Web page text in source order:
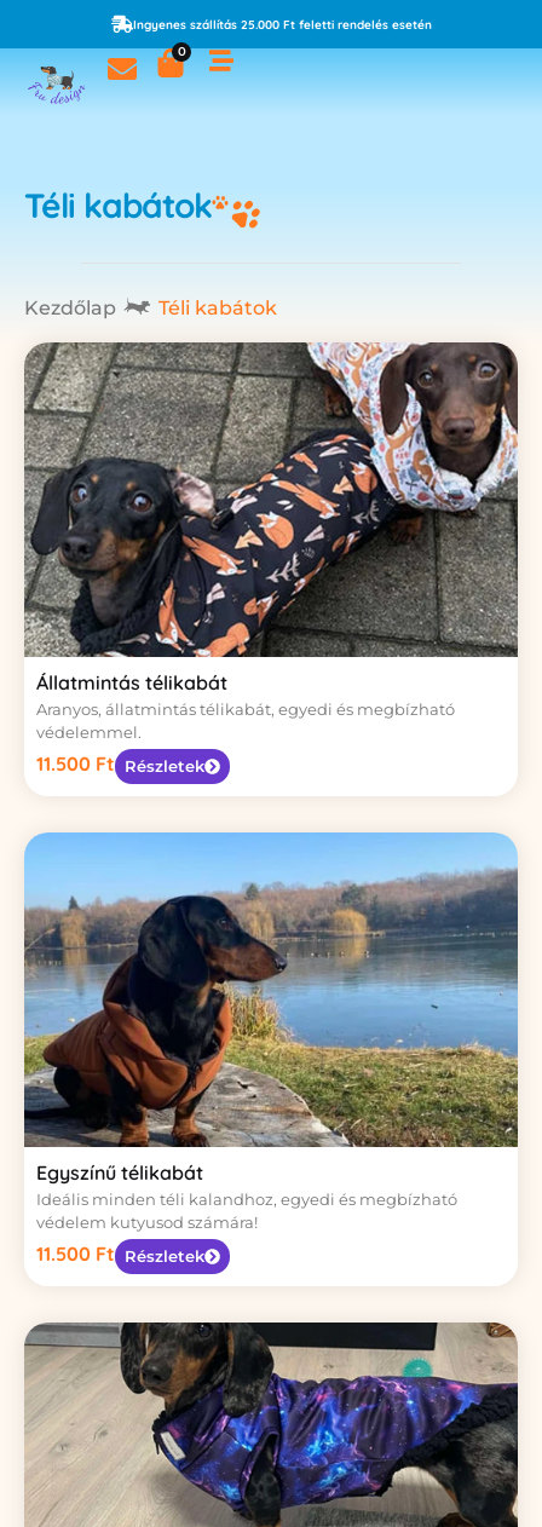
Ingyenes szállítás 25.000 Ft feletti rendelés esetén
0
Téli kabátok
Kezdőlap Téli kabátok
Állatmintás télikabát
Aranyos, állatmintás télikabát, egyedi és megbízható
védelemmel.
11.500 Ft Részletek
Egyszínű télikabát
Ideális minden téli kalandhoz, egyedi és megbízható
védelem kutyusod számára!
11.500 Ft Részletek